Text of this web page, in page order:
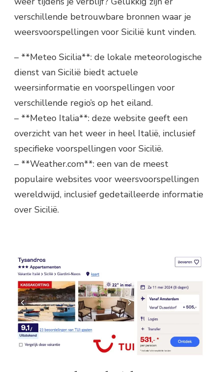
verschillende betrouwbare bronnen waar je
weersvoorspellingen voor Sicilië kunt vinden.
– **Meteo Sicilia**: de lokale meteorologische
dienst van Sicilië biedt actuele
weersinformatie en voorspellingen voor
verschillende regio’s op het eiland.
– **Meteo Italia**: deze website geeft een
overzicht van het weer in heel Italië, inclusief
specifieke voorspellingen voor Sicilië.
– **Weather.com**: een van de meest
populaire websites voor weersvoorspellingen
wereldwijd, inclusief gedetailleerde informatie
over Sicilië.